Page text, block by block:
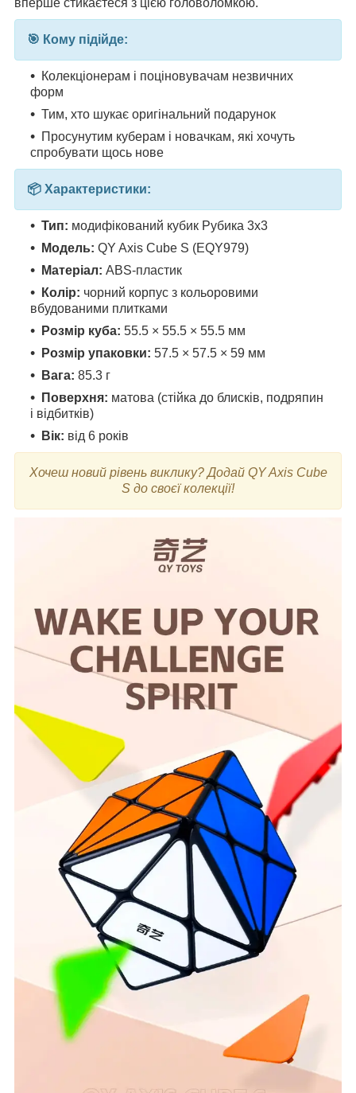
🎯 Кому підійде:
Колекціонерам і поціновувачам незвичних
форм
Тим, хто шукає оригінальний подарунок
Просунутим куберам і новачкам, які хочуть
спробувати щось нове
📦 Характеристики:
Тип: модифікований кубик Рубика 3x3
Модель: QY Axis Cube S (EQY979)
Матеріал: ABS-пластик
Колір: чорний корпус з кольоровими
вбудованими плитками
Розмір куба: 55.5 × 55.5 × 55.5 мм
Розмір упаковки: 57.5 × 57.5 × 59 мм
Вага: 85.3 г
Поверхня: матова (стійка до блисків, подряпин
і відбитків)
Вік: від 6 років
Хочеш новий рівень виклику? Додай QY Axis Cube
S до своєї колекції!